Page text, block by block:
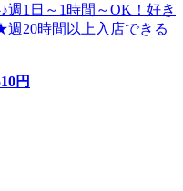
週1日～1時間～OK！好き
週20時間以上入店できる
円